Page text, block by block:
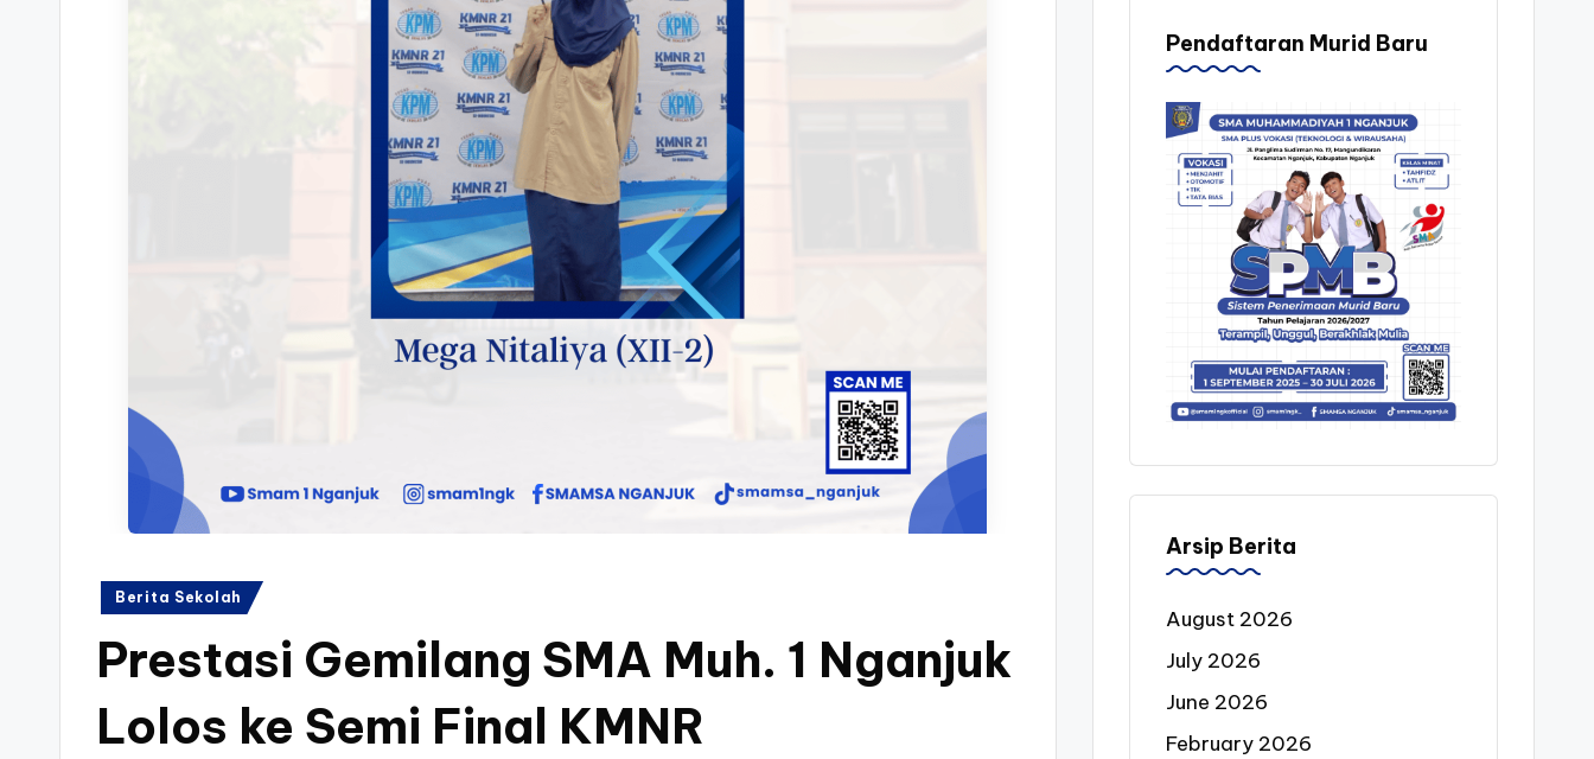
Posted
Berita Sekolah
Prestasi Gemilang SMA Muh. 1 Nganjuk
Lolos ke Semi Final KMNR
Pendaftaran Murid Baru
Arsip Berita
August 2026
July 2026
June 2026
February 2026